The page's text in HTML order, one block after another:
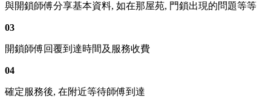
與開鎖師傅分享基本資料, 如在那屋苑, 門鎖出現的問題等等
03
開鎖師傅回覆到達時間及服務收費
04
確定服務後, 在附近等待師傅到達